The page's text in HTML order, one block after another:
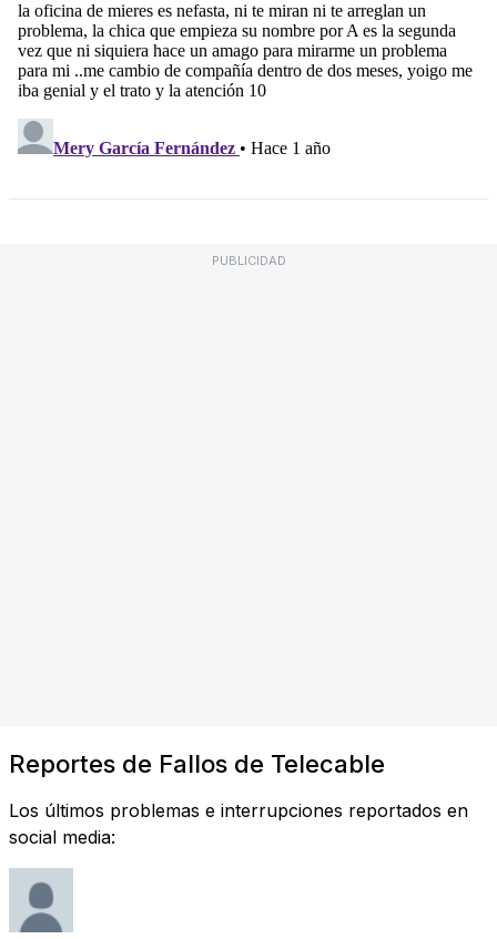
PUBLICIDAD
Reportes de Fallos de Telecable
Los últimos problemas e interrupciones reportados en
social media: